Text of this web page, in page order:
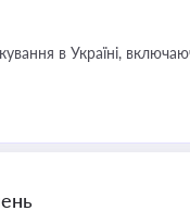
в Україні,